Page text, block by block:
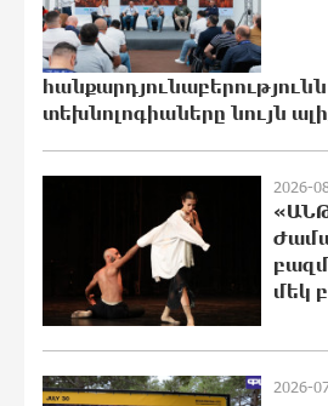
խոշորագույն
գործազրկության և
Գնաճային
խնդիրների և աճի
«Փաստ»
Քաղաքական սուր
դիսբալանսը.
տեխնոլոգիաները նույն
2026-
մեկ
2026-